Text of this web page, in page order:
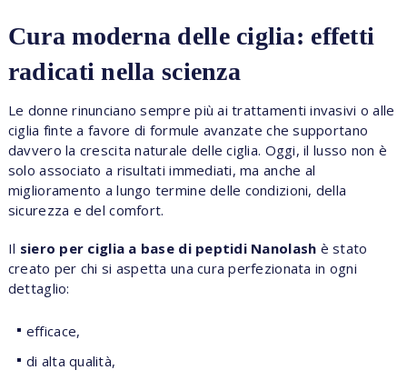
Cura moderna delle ciglia: effetti
radicati nella scienza
Le donne rinunciano sempre più ai trattamenti invasivi o alle
ciglia finte a favore di formule avanzate che supportano
davvero la crescita naturale delle ciglia. Oggi, il lusso non è
solo associato a risultati immediati, ma anche al
miglioramento a lungo termine delle condizioni, della
sicurezza e del comfort.
Il siero per ciglia a base di peptidi Nanolash è stato
creato per chi si aspetta una cura perfezionata in ogni
dettaglio:
efficace,
di alta qualità,